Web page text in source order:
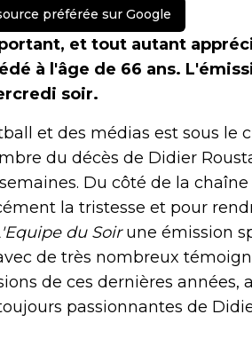
préférée sur Google
et tout autant
à l'âge de 66 ans.
soir.
et des médias est sous le
du décès de Didier
Du côté de la chaîne
la tristesse et pour
du Soirune émission
de très nombreux
de ces dernières années,
passionnantes de